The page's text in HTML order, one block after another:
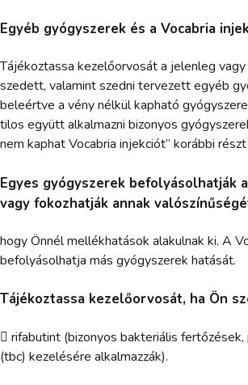
Egyéb gyógyszerek és a Vocabria
Tájékoztassa kezelőorvosát a jelenleg
szedett, valamint szedni tervezett egyéb
beleértve a vény nélkül kapható
tilos együtt alkalmazni bizonyos
nem kaphat Vocabria injekciót” korábbi
Egyes gyógyszerek befolyásolhatják
vagy fokozhatják annak
hogy Önnél mellékhatások alakulnak ki. A
befolyásolhatja más gyógyszerek hatását.
Tájékoztassa kezelőorvosát, ha Ön
 rifabutint (bizonyos bakteriális
(tbc) kezelésére alkalmazzák).